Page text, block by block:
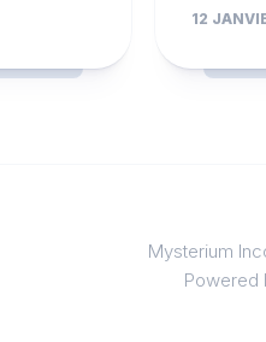
12
Mysterium
Powered